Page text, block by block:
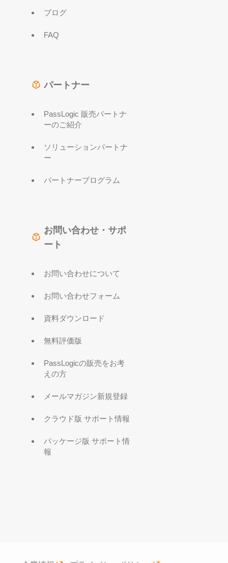
ブログ
FAQ
パートナー
PassLogic 販売パートナ
ーのご紹介
ソリューションパートナ
ー
パートナープログラム
お問い合わせ・サポ
ート
お問い合わせについて
お問い合わせフォーム
資料ダウンロード
無料評価版
PassLogicの販売をお考
えの方
メールマガジン新規登録
クラウド版 サポート情報
パッケージ版 サポート情
報